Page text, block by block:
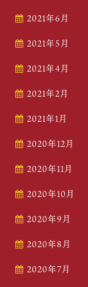
2021年6月
2021年5月
2021年4月
2021年2月
2021年1月
2020年12月
2020年11月
2020年10月
2020年9月
2020年8月
2020年7月